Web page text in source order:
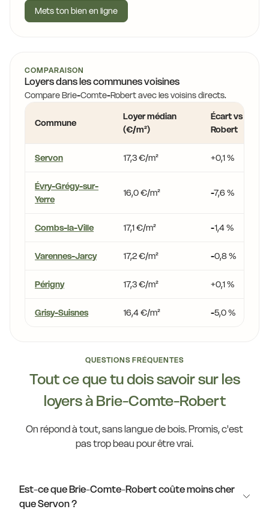
Mets ton bien en ligne
COMPARAISON
Loyers dans les communes voisines
Compare Brie-Comte-Robert avec les voisins directs.
Commune
Loyer médian
(€/m²)
Écart vs Brie-
Robert
Servon 17,3 €/m² +0,1 %
Évry-Grégy-sur-
Yerre
16,0 €/m² -7,6 %
Combs-la-Ville 17,1 €/m² -1,4 %
Varennes-Jarcy 17,2 €/m² -0,8 %
Périgny 17,3 €/m² +0,1 %
Grisy-Suisnes 16,4 €/m² -5,0 %
QUESTIONS FRÉQUENTES
Tout ce que tu dois savoir sur les
loyers à Brie-Comte-Robert
On répond à tout, sans langue de bois. Promis, c'est
pas trop beau pour être vrai.
Est-ce que Brie-Comte-Robert coûte moins cher
que Servon ?